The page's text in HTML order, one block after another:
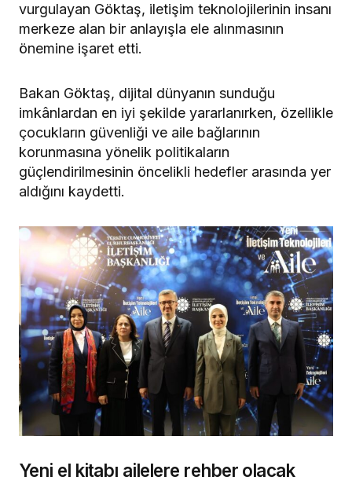
vurgulayan Göktaş, iletişim teknolojilerinin insanı
merkeze alan bir anlayışla ele alınmasının
önemine işaret etti.
Bakan Göktaş, dijital dünyanın sunduğu
imkânlardan en iyi şekilde yararlanırken, özellikle
çocukların güvenliği ve aile bağlarının
korunmasına yönelik politikaların
güçlendirilmesinin öncelikli hedefler arasında yer
aldığını kaydetti.
Yeni el kitabı ailelere rehber olacak